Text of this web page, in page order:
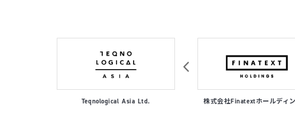
Teqnological Asia Ltd. 株式会社Finatextホールディ